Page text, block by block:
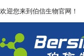
欢迎您来到伯信生物官网！